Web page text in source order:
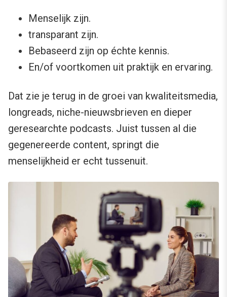
Menselijk zijn.
transparant zijn.
Bebaseerd zijn op échte kennis.
En/of voortkomen uit praktijk en ervaring.
Dat zie je terug in de groei van kwaliteitsmedia,
longreads, niche-nieuwsbrieven en dieper
geresearchte podcasts. Juist tussen al die
gegenereerde content, springt die
menselijkheid er echt tussenuit.